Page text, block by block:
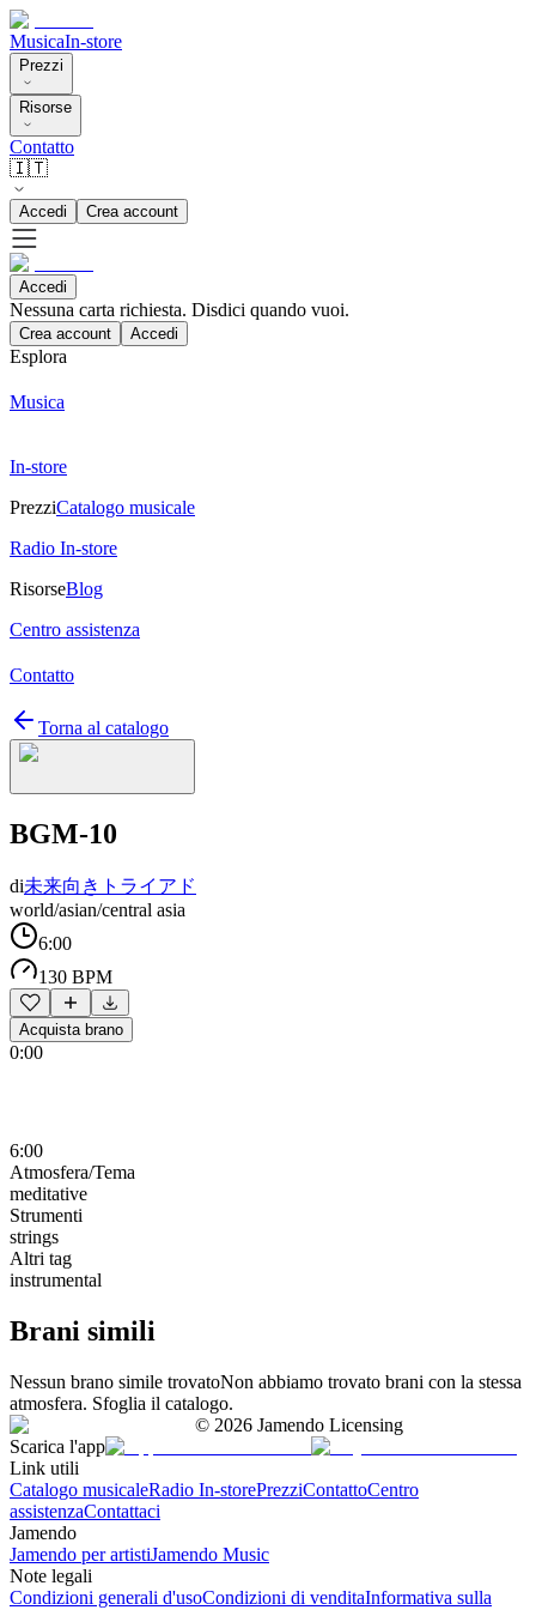
MusicaIn-store
Prezzi
Risorse
Contatto
🇮🇹
Accedi Crea account
Accedi
Nessuna carta richiesta. Disdici quando vuoi.
Crea account Accedi
Esplora
Musica
In-store
PrezziCatalogo musicale
Radio In-store
RisorseBlog
Centro assistenza
Contatto
Torna al catalogo
BGM-10
di未来向きトライアド
world/asian/central asia
6:00
130 BPM
Acquista brano
0:00
6:00
Atmosfera/Tema
meditative
Strumenti
strings
Altri tag
instrumental
Brani simili
Nessun brano simile trovatoNon abbiamo trovato brani con la stessa
atmosfera. Sfoglia il catalogo.
© 2026 Jamendo Licensing
Scarica l'app
Link utili
Catalogo musicaleRadio In-storePrezziContattoCentro
assistenzaContattaci
Jamendo
Jamendo per artistiJamendo Music
Note legali
Condizioni generali d'usoCondizioni di venditaInformativa sulla